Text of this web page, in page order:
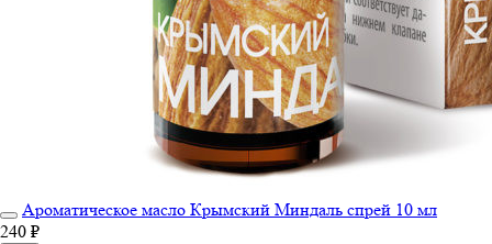
Ароматическое масло Крымский Миндаль спрей 10 мл
240 ₽